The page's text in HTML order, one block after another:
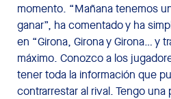
momento. “Mañana tenemos
ganar”, ha comentado y ha
en “Girona, Girona y Girona… y
máximo. Conozco a los
tener toda la información que
contrarrestar al rival. Tengo una